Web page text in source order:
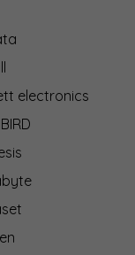
electronics